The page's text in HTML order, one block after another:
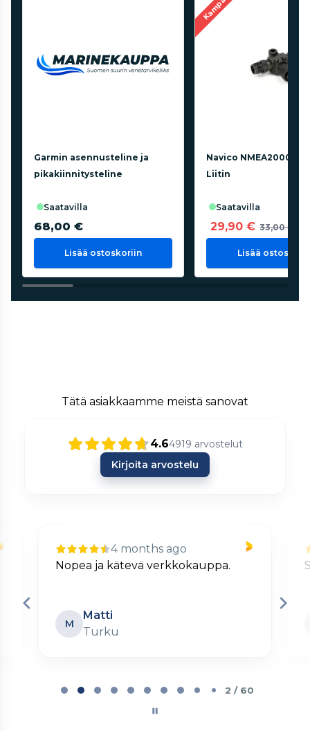
Garmin asennusteline ja
pikakiinnitysteline
saatavilla
68,00 €
Lisää ostoskoriin
Navico NMEA2000
Liitin
saatavilla
29,90 € 33,00 €
Lisää
Tätä asiakkaamme meistä sanovat
4.64919 arvostelut
Kirjoita arvostelu
4 months ago
Nopea ja kätevä verkkokauppa.
M
Matti
Turku
2 / 60